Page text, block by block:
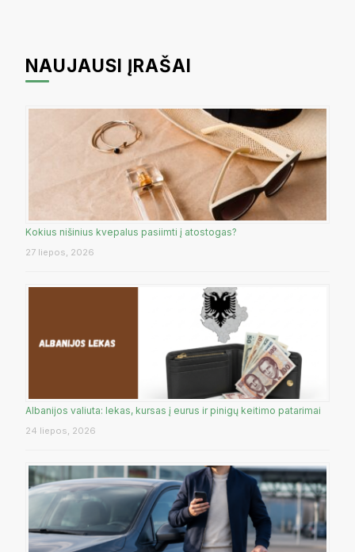
NAUJAUSI ĮRAŠAI
Kokius nišinius kvepalus pasiimti į atostogas?
27 liepos, 2026
Albanijos valiuta: lekas, kursas į eurus ir pinigų keitimo patarimai
24 liepos, 2026